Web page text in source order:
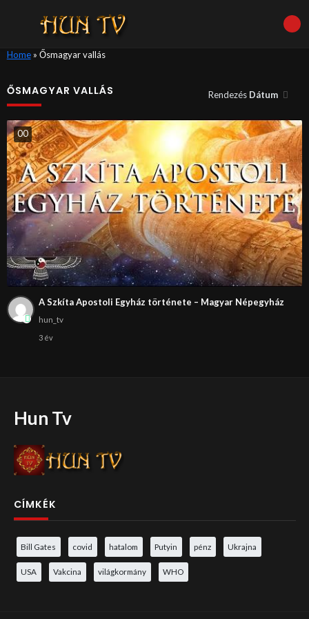
Home» Ősmagyar vallás
ŐSMAGYAR VALLÁS Rendezés Dátum
00
A Szkíta Apostoli Egyház története – Magyar Népegyház
hun_tv
3 év
Hun Tv
CÍMKÉK
Bill Gates covid hatalom Putyin pénz Ukrajna
USA Vakcina világkormány WHO